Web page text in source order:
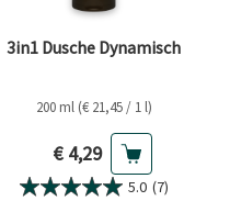
3in1 Dusche Dynamisch
200 ml (€ 21,45 / 1 l)
Aktueller Preis
€ 4,29
5.0 (7)